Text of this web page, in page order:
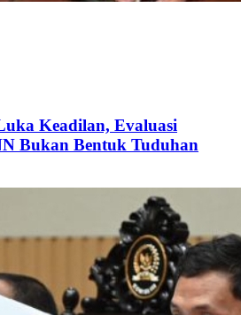
Keadilan, Evaluasi
Bukan Bentuk Tuduhan